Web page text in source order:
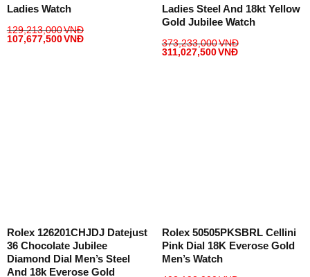
Ladies Watch
129,213,000VNĐ
107,677,500VNĐ
Ladies Steel And 18kt Yellow
Gold Jubilee Watch
373,233,000VNĐ
311,027,500VNĐ
Rolex 126201CHJDJ Datejust
36 Chocolate Jubilee
Diamond Dial Men’s Steel
And 18k Everose Gold
Rolex 50505PKSBRL Cellini
Pink Dial 18K Everose Gold
Men’s Watch